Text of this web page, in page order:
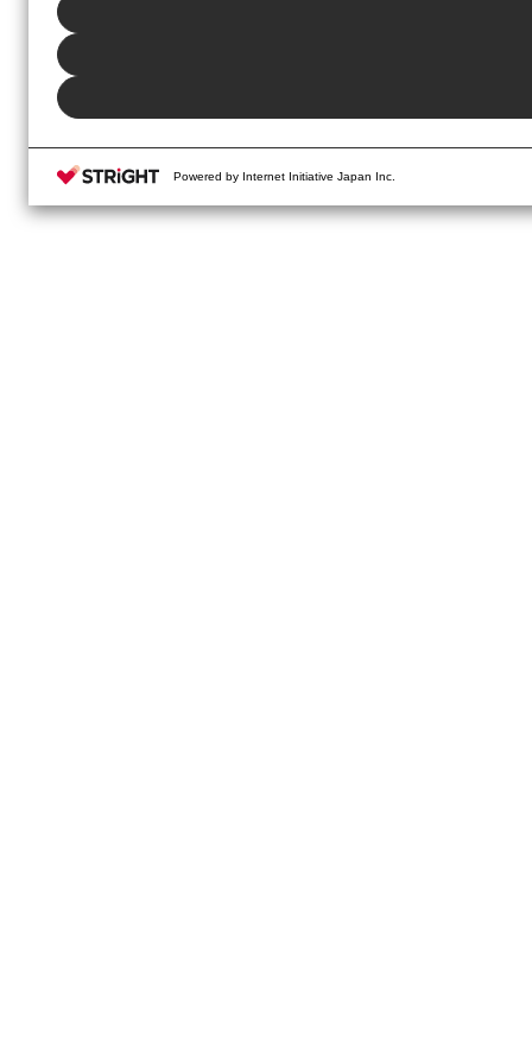
Powered by Internet Initiative Japan Inc.